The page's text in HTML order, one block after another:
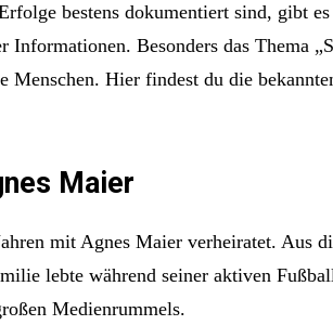
bestens dokumentiert sind, gibt
Informationen. Besonders das Thema
Menschen. Hier findest du die
Maier
mit Agnes Maier verheiratet. Aus
lebte während seiner aktiven
Medienrummels.